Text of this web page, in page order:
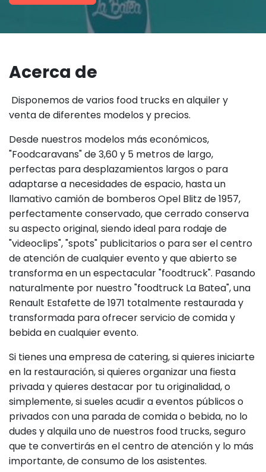
Acerca de
Disponemos de varios food trucks en alquiler y
venta de diferentes modelos y precios.
Desde nuestros modelos más económicos,
"Foodcaravans" de 3,60 y 5 metros de largo,
perfectas para desplazamientos largos o para
adaptarse a necesidades de espacio, hasta un
llamativo camión de bomberos Opel Blitz de 1957,
perfectamente conservado, que cerrado conserva
su aspecto original, siendo ideal para rodaje de
"videoclips", "spots" publicitarios o para ser el centro
de atención de cualquier evento y que abierto se
transforma en un espectacular "foodtruck". Pasando
naturalmente por nuestro "foodtruck La Batea", una
Renault Estafette de 1971 totalmente restaurada y
transformada para ofrecer servicio de comida y
bebida en cualquier evento.
Si tienes una empresa de catering, si quieres iniciarte
en la restauración, si quieres organizar una fiesta
privada y quieres destacar por tu originalidad, o
simplemente, si sueles acudir a eventos públicos o
privados con una parada de comida o bebida, no lo
dudes y alquila uno de nuestros food trucks, seguro
que te convertirás en el centro de atención y lo más
importante, de consumo de los asistentes.